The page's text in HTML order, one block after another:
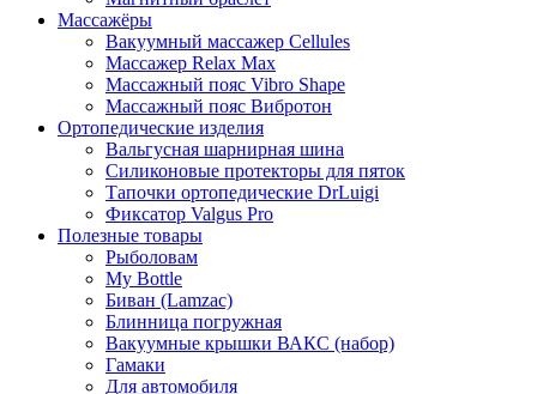
Массажёры
Вакуумный массажер Cellules
Массажер Relax Max
Массажный пояс Vibro Shape
Массажный пояс Вибротон
Ортопедические изделия
Вальгусная шарнирная шина
Силиконовые протекторы для пяток
Тапочки ортопедические DrLuigi
Фиксатор Valgus Pro
Полезные товары
Рыболовам
My Bottle
Биван (Lamzac)
Блинница погружная
Вакуумные крышки ВАКС (набор)
Гамаки
Для автомобиля